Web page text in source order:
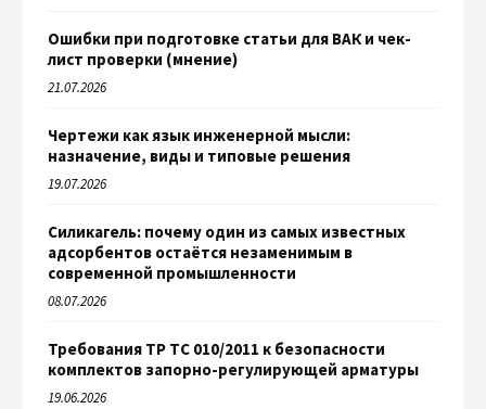
Ошибки при подготовке статьи для ВАК и чек-
лист проверки (мнение)
21.07.2026
Чертежи как язык инженерной мысли:
назначение, виды и типовые решения
19.07.2026
Силикагель: почему один из самых известных
адсорбентов остаётся незаменимым в
современной промышленности
08.07.2026
Требования ТР ТС 010/2011 к безопасности
комплектов запорно-регулирующей арматуры
19.06.2026